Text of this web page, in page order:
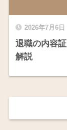
2026年7月6日
退職の内容
解説